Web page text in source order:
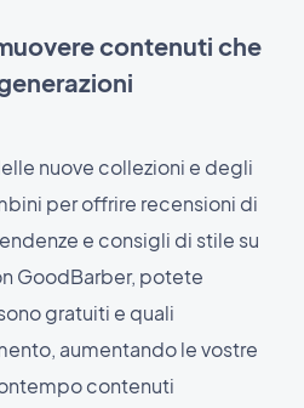
contenuti che
nuove collezioni e degli
per offrire recensioni di
e consigli di stile su
GoodBarber, potete
gratuiti e quali
aumentando le vostre
contenuti